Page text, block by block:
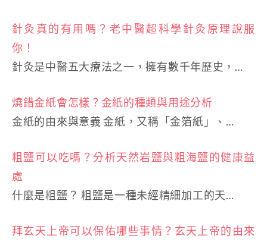
針灸真的有用嗎？老中醫超科學針灸原理說服
你！
針灸是中醫五大療法之一，擁有數千年歷史，…
燒錯金紙會怎樣？金紙的種類與用途分析
金紙的由來與意義 金紙，又稱「金箔紙」、…
粗鹽可以吃嗎？分析天然岩鹽與粗海鹽的健康益
處
什麼是粗鹽？ 粗鹽是一種未經精細加工的天…
拜玄天上帝可以保佑哪些事情？玄天上帝的由來